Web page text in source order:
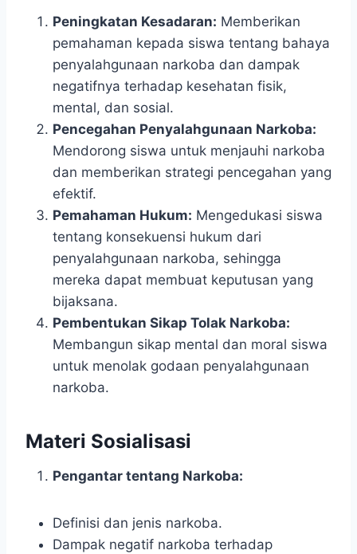
Peningkatan Kesadaran: Memberikan
pemahaman kepada siswa tentang bahaya
penyalahgunaan narkoba dan dampak
negatifnya terhadap kesehatan fisik,
mental, dan sosial.
Pencegahan Penyalahgunaan Narkoba:
Mendorong siswa untuk menjauhi narkoba
dan memberikan strategi pencegahan yang
efektif.
Pemahaman Hukum: Mengedukasi siswa
tentang konsekuensi hukum dari
penyalahgunaan narkoba, sehingga
mereka dapat membuat keputusan yang
bijaksana.
Pembentukan Sikap Tolak Narkoba:
Membangun sikap mental dan moral siswa
untuk menolak godaan penyalahgunaan
narkoba.
Materi Sosialisasi
Pengantar tentang Narkoba:
Definisi dan jenis narkoba.
Dampak negatif narkoba terhadap